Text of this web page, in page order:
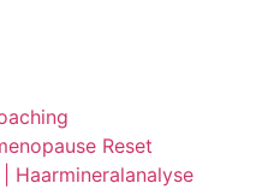
Reset
Haarmineralanalyse